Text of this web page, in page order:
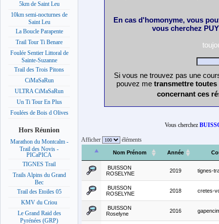
5km de Saint Leu
10km semi-nocturnes de
Saint Leu
La Boucle Parapente
Trail Tour Ti Benare
Foulée Sentier Littoral de
Sainte-Suzanne
Trail des Trois Pitons
CiMaSaRun
ULTRA CiMaSaRun
Un Ti Tour En Plus
Foulées de Bois d Olives
Hors Réunion
Marathon du Montcalm -
Trail des Novis -
PICaPICA
TIGNES Trail
Trails Alpins du Grand
Bec
Trail des Etoiles 05
KMV du Criou
Le Grand Raid des
Pyrénées (GRP)
En cas d'homonyme, vous
vous cherchez
Si vous ne trouvez pas une
pouvez me transmettre
concernant ces
Vous cherchez
Afficher éléments
Nom Prénom Année
BUISSON
ROSELYNE
2019 tignes-
BUISSON
ROSELYNE
2018 cretes-
BUISSON
Roselyne
2016